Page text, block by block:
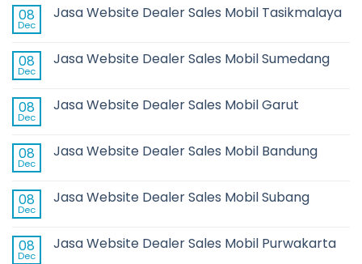
08
Dec
Jasa Website Dealer Sales Mobil Tasikmalaya
08
Dec
Jasa Website Dealer Sales Mobil Sumedang
08
Dec
Jasa Website Dealer Sales Mobil Garut
08
Dec
Jasa Website Dealer Sales Mobil Bandung
08
Dec
Jasa Website Dealer Sales Mobil Subang
08
Dec
Jasa Website Dealer Sales Mobil Purwakarta